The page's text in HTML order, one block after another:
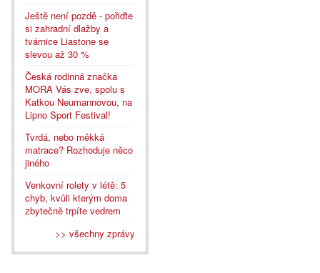
Ještě není pozdě - pořiďte
si zahradní dlažby a
tvárnice Liastone se
slevou až 30 %
Česká rodinná značka
MORA Vás zve, spolu s
Katkou Neumannovou, na
Lipno Sport Festival!
Tvrdá, nebo měkká
matrace? Rozhoduje něco
jiného
Venkovní rolety v létě: 5
chyb, kvůli kterým doma
zbytečně trpíte vedrem
>> všechny zprávy